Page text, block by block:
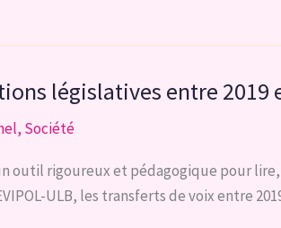
législatives entre 2019
, Société
outil rigoureux et pédagogique pour
ULB, les transferts de voix entre